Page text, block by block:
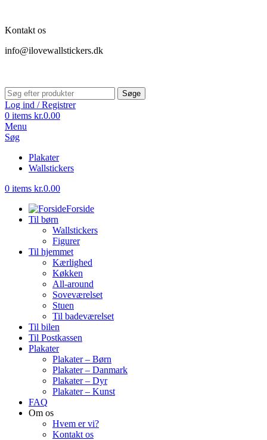
Kontakt os
info@ilovewallstickers.dk
Søge
Log ind / Registrer
0 items kr.0.00
Menu
Søg
Plakater
Wallstickers
0 items kr.0.00
Forside
Til børn
Wallstickers
Figurer
Til hjemmet
Kærlighed
Køkken
All-around
Soveværelset
Stuen
Til badeværelset
Til bilen
Til Postkassen
Plakater
Plakater – Børn
Plakater – Danmark
Plakater – Dyr
Plakater – Kunst
FAQ
Om os
Hvem er vi?
Kontakt os